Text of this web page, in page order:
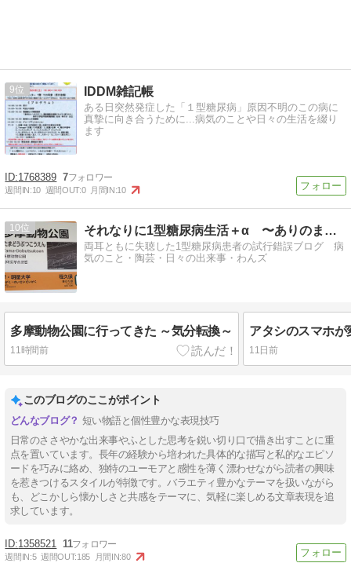
9 IDDM雑記帳
ある日突然発症した「１型糖尿病」原因不明のこの病に
真摯に向き合うために...病気のことや日々の生活を綴り
ます
1768389 7
週間IN:10 週間OUT:0 月間IN:10
10 それなりに1型糖尿病生活＋α 〜ありのままで〜
両耳ともに失聴した1型糖尿病患者の試行錯誤ブログ 病
気のこと・陶芸・日々の出来事・わんズ
多摩動物公園に行ってきた ～気分転換～
11時間前
アタシのスマホが
11日前
このブログのここがポイント
短い物語と個性豊かな表現技巧
日常のささやかな出来事やふとした思考を鋭い切り口で描き出すことに重
点を置いています。長年の経験から培われた具体的な描写と私的なエピソ
ードを巧みに絡め、独特のユーモアと感性を薄く漂わせながら読者の興味
を惹きつけるスタイルが特徴です。バラエティ豊かなテーマを扱いながら
も、どこかしら懐かしさと共感をテーマに、気軽に楽しめる文章表現を追
求しています。
1358521 11
週間IN:5 週間OUT:185 月間IN:80